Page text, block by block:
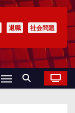
退職
社会問題